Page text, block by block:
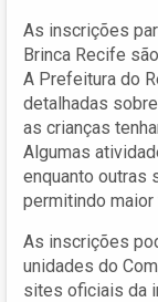
As inscrições
Brinca Recife
A Prefeitura do
detalhadas
as crianças
Algumas
enquanto outras
permitindo
As inscrições
unidades do
sites oficiais da